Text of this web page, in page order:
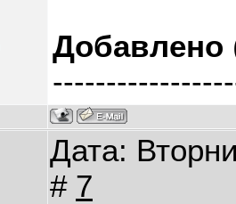
Добавлено
Дата:
# 7